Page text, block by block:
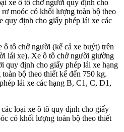
xe ô tô chở người quy định cho
moóc có khối lượng toàn bộ theo
quy định cho giấy phép lái xe các
ô tô chở người (kể cả xe buýt) trên
lái xe). Xe ô tô chở người giường
quy định cho giấy phép lái xe hạng
bộ theo thiết kế đến 750 kg.
lái xe các hạng B, C1, C, D1,
loại xe ô tô quy định cho giấy
có khối lượng toàn bộ theo thiết